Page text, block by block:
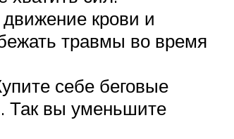
крови и
травмы во время
себе беговые
Так вы уменьшите